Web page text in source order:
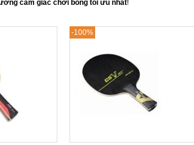
cảm giác chơi bóng tối ưu nhất!
-100%